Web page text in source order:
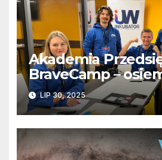
Akademia
BraveCamp –
programu, który
marzenia w realne
LIP 30, 2025